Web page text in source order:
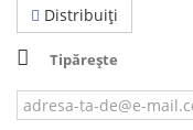
Distribuiţi
Tipărește